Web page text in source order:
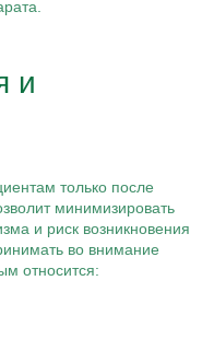
и
только после
минимизировать
и риск возникновения
во внимание
относится: